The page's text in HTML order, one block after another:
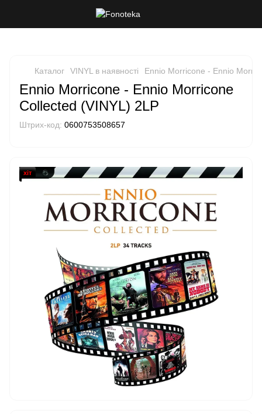
Каталог VINYL в наявності Ennio Morricone - Ennio
Ennio Morricone - Ennio Morricone
Collected (VINYL) 2LP
Штрих-код: 0600753508657
хіт